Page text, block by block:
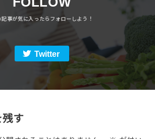
Twitter
残す